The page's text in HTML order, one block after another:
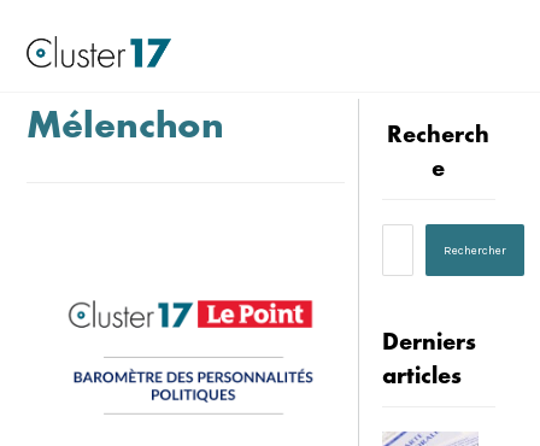
Mélenchon
Recherch
e
Derniers
articles